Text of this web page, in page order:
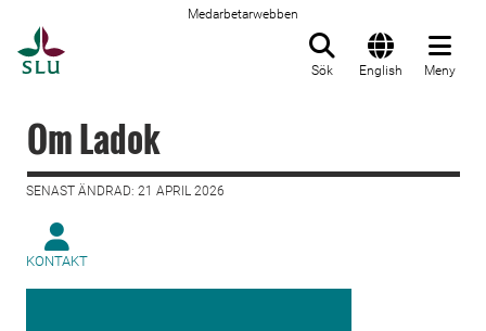
Medarbetarwebben
Sök English Meny
Om Ladok
SENAST ÄNDRAD: 21 APRIL 2026
KONTAKT